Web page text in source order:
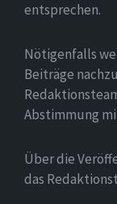
entsprechen.
Nötigenfalls
Beiträge
Abstimmung
Über die
das